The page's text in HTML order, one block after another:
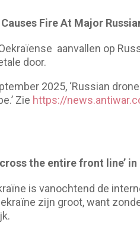
Fire At Major
aanvallen op
door.
2025, ‘Russian
Zie https://
the entire front line’
is vanochtend de
zijn groot, want